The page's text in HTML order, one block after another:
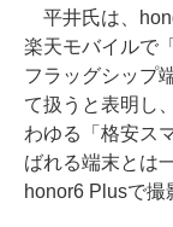
平井氏は、
楽天モバイルで
フラッグシップ
て扱うと表明し
わゆる「格安ス
ばれる端末とは
honor6 Plusで撮